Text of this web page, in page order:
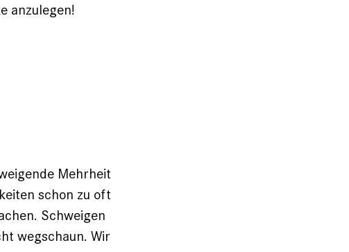
anzulegen!
Mehrheit
schon zu oft
Schweigen
wegschaun. Wir